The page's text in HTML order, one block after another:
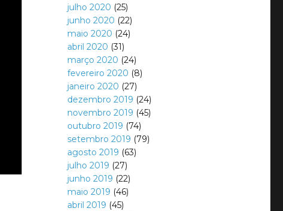
julho 2020 (25)
junho 2020 (22)
maio 2020 (24)
abril 2020 (31)
março 2020 (24)
fevereiro 2020 (8)
janeiro 2020 (27)
dezembro 2019 (24)
novembro 2019 (45)
outubro 2019 (74)
setembro 2019 (79)
agosto 2019 (63)
julho 2019 (27)
junho 2019 (22)
maio 2019 (46)
abril 2019 (45)